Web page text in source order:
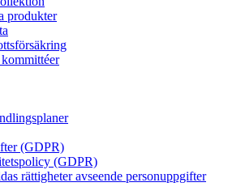
produkter
(GDPR)
(GDPR)
rättigheter avseende personuppgifter